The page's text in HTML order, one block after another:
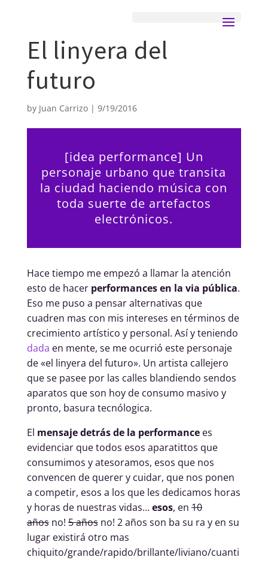
El linyera del
futuro
by Juan Carrizo| 9/19/2016
[idea performance] Un
personaje urbano que transita
la ciudad haciendo música con
toda suerte de artefactos
electrónicos.
Hace tiempo me empezó a llamar la atención
esto de hacer performances en la via pública.
Eso me puso a pensar alternativas que
cuadren mas con mis intereses en términos de
crecimiento artístico y personal. Así y teniendo
dada en mente, se me ocurrió este personaje
de «el linyera del futuro». Un artista callejero
que se pasee por las calles blandiendo sendos
aparatos que son hoy de consumo masivo y
pronto, basura tecnólogica.
El mensaje detrás de la performance es
evidenciar que todos esos aparatittos que
consumimos y atesoramos, esos que nos
convencen de querer y cuidar, que nos ponen
a competir, esos a los que les dedicamos horas
y horas de nuestras vidas…esos, en10
añosno!5 añosno! 2 años son ba su ra y en su
lugar existirá otro mas
chiquito/grande/rapido/brillante/liviano/cuanti